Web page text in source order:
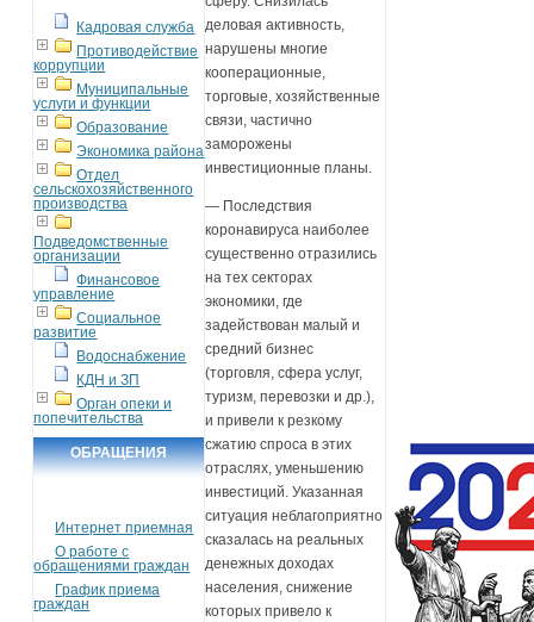
Кадровая служба
Противодействие
коррупции
Муниципальные
услуги и функции
Образование
Экономика района
Отдел
сельскохозяйственного
производства
Подведомственные
организации
Финансовое
управление
Социальное
развитие
Водоснабжение
КДН и ЗП
Орган опеки и
попечительства
ОБРАЩЕНИЯ
Интернет приемная
О работе с
обращениями граждан
График приема
граждан
деловая активность,
нарушены многие
кооперационные,
торговые, хозяйственные
связи, частично
заморожены
инвестиционные планы.
— Последствия
коронавируса наиболее
существенно отразились
на тех секторах
экономики, где
задействован малый и
средний бизнес
(торговля, сфера услуг,
туризм, перевозки и др.),
и привели к резкому
сжатию спроса в этих
отраслях, уменьшению
инвестиций. Указанная
ситуация неблагоприятно
сказалась на реальных
денежных доходах
населения, снижение
которых привело к